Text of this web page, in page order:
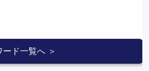
ード一覧へ ＞